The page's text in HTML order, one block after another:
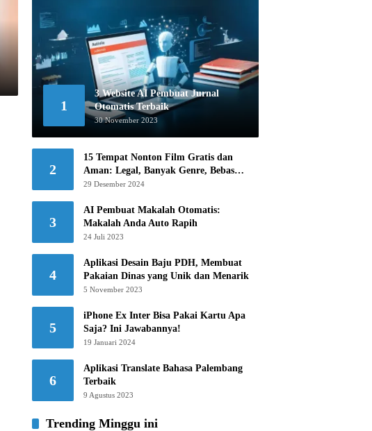
1
3 Website AI Pembuat Jurnal
Otomatis Terbaik
30 November 2023
2
15 Tempat Nonton Film Gratis dan
Aman: Legal, Banyak Genre, Bebas
Khawatir!
29 Desember 2024
3
AI Pembuat Makalah Otomatis:
Makalah Anda Auto Rapih
24 Juli 2023
4
Aplikasi Desain Baju PDH, Membuat
Pakaian Dinas yang Unik dan Menarik
5 November 2023
5
iPhone Ex Inter Bisa Pakai Kartu Apa
Saja? Ini Jawabannya!
19 Januari 2024
6
Aplikasi Translate Bahasa Palembang
Terbaik
9 Agustus 2023
Trending Minggu ini